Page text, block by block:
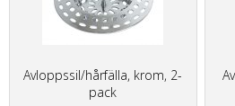
Avloppssil/hårfälla, krom, 2-
pack